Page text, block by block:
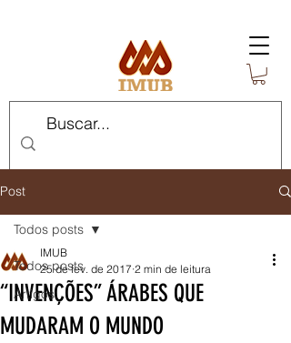
Post
Todos posts
Artigos
Todos posts
“INVENÇÕES” ÁRABES QUE
MUDARAM O MUNDO
IMUB
25 de fev. de 2017 2 min de leitura